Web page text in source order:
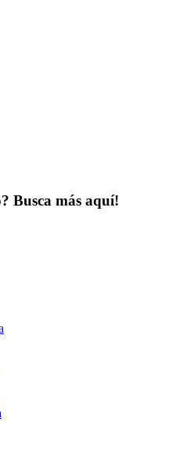
Busca más aquí!